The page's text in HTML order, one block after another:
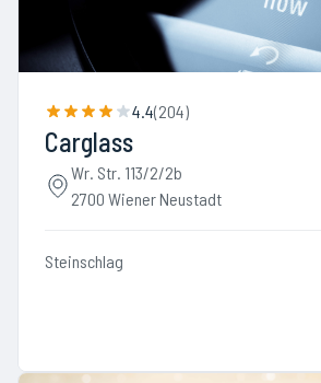
4.4(204)
Carglass
Wr. Str. 113/2/2b
2700 Wiener Neustadt
Steinschlag